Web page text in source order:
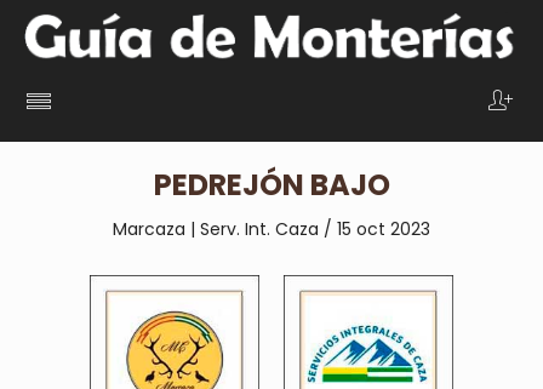
PEDREJÓN BAJO
Marcaza | Serv. Int. Caza / 15 oct 2023